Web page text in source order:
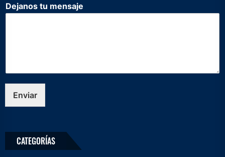
t
j
Dejanos tu mensaje
Enviar
CATEGORÍAS